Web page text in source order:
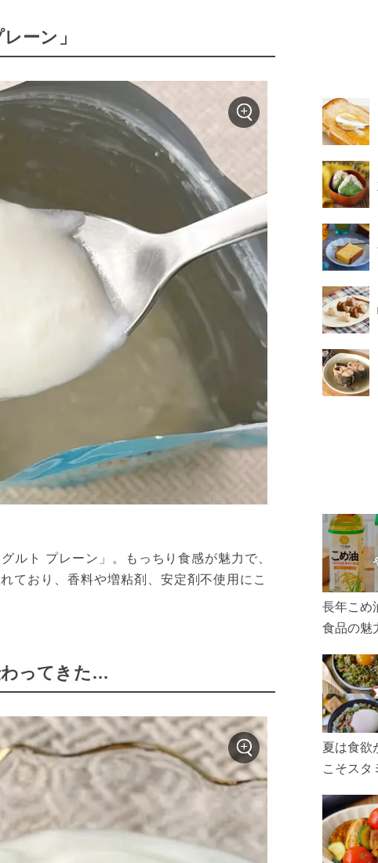
ーン」
ルト プレーン」。もっちり食感が魅力で、
ており、香料や増粘剤、安定剤不使用にこ
わってきた…
長年こめ
食品の魅
ん、製造
こめ油を
ぜひお楽
夏は食欲
こそスタ
リ食べ
う！